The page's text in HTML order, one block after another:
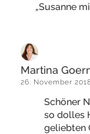
„Susanne
Martina
26. November
Schöner
so dolles
geliebten